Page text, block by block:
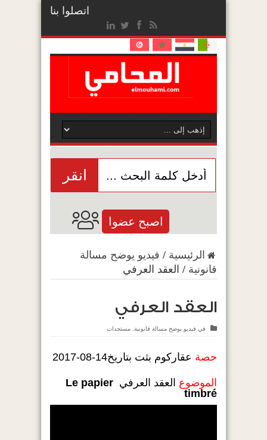
اتصلوا بنا
انقر
اصبح عضوا
الرئيسية / فيديو يوضح مسالة
قانونية / العقد العرفي
العقد العرفي
في فيديو يوضح مسالة قانونية, مستجدات
حصة عقاركوم بثت بتاريخ14-08-2017
الموضوع العقد العرفي Le papier
timbré